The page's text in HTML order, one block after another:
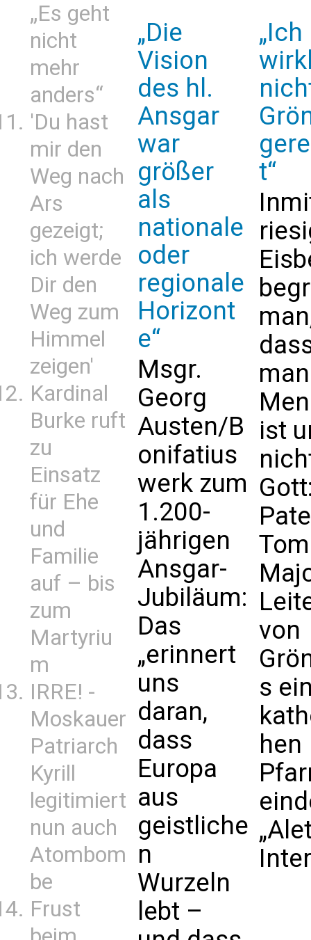
„Es geht
nicht
mehr
anders“
'Du hast
mir den
Weg nach
Ars
gezeigt;
ich werde
Dir den
Weg zum
Himmel
zeigen'
Kardinal
Burke ruft
zu
Einsatz
für Ehe
und
Familie
auf – bis
zum
Martyriu
m
IRRE! -
Moskauer
Patriarch
Kyrill
legitimiert
nun auch
Atombom
be
Frust
„Die
Vision
des hl.
Ansgar
war
größer
als
nationale
oder
regionale
Horizont
e“
Msgr.
Georg
Austen/B
onifatius
werk zum
1.200-
jährigen
Ansgar-
Jubiläum:
Das
„erinnert
uns
daran,
dass
Europa
aus
geistliche
n
Wurzeln
lebt –
t“
ist
von
s
hen